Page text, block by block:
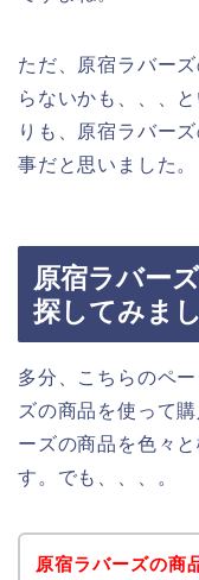
ただ、原宿ラバー
らないかも、、、
りも、原宿ラバー
事だと思いました。
原宿ラバー
探してみま
多分、こちらのペ
ズの商品を使って
ーズの商品を色々
す。でも、、、。
原宿ラバーズの商